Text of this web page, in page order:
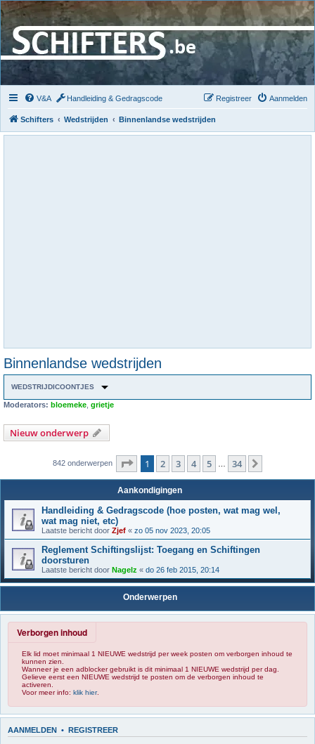
V&A Handleiding & Gedragscode Aanmelden
Registreer
Schifters Wedstrijden Binnenlandse wedstrijden
Binnenlandse wedstrijden
WEDSTRIJDICOONTJES
Moderators: bloemeke grietje
Nieuw onderwerp
842 onderwerpen Pagina van 34
1 2 3 4 5 34
Aankondigingen
Handleiding & Gedragscode (hoe posten, wat mag wel,
wat mag niet, etc)
Laatste bericht door Zjef « zo 05 nov 2023, 20:05
Reglement Schiftingslijst: Toegang en Schiftingen
doorsturen
Laatste bericht door Nagelz « do 26 feb 2015, 20:14
Onderwerpen
Verborgen inhoud
Elk lid moet minimaal 1 NIEUWE wedstrijd per week posten om verborgen inhoud te
kunnen zien.
Wanneer je een adblocker gebruikt is dit minimaal 1 NIEUWE wedstrijd per dag.
Gelieve eerst een NIEUWE wedstrijd te posten om de verborgen inhoud te
activeren.
Voor meer info: klik hier.
AANMELDEN • REGISTREER